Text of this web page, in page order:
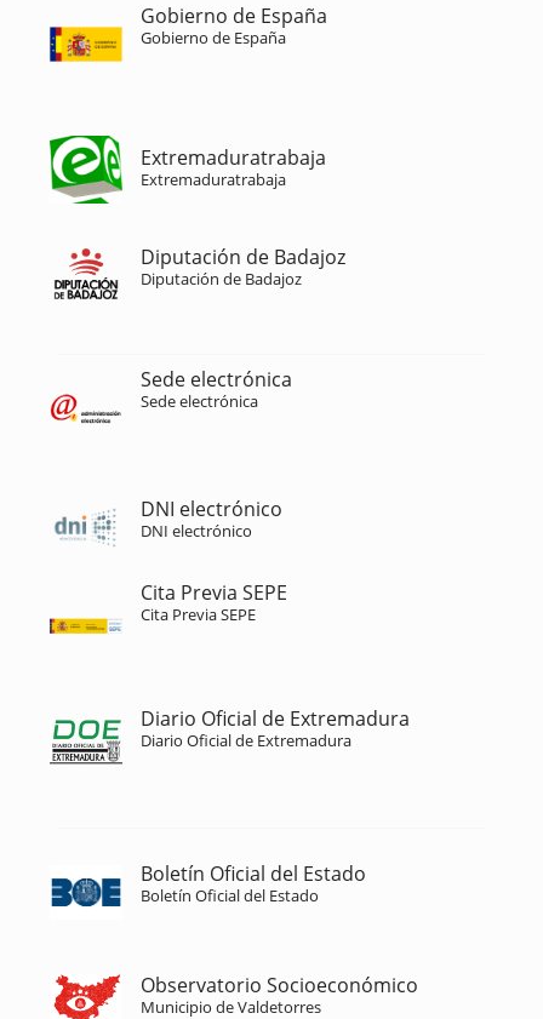
Gobierno de España
Gobierno de España
Extremaduratrabaja
Extremaduratrabaja
Diputación de Badajoz
Diputación de Badajoz
Sede electrónica
Sede electrónica
DNI electrónico
DNI electrónico
Cita Previa SEPE
Cita Previa SEPE
Diario Oficial de Extremadura
Diario Oficial de Extremadura
Boletín Oficial del Estado
Boletín Oficial del Estado
Observatorio Socioeconómico
Municipio de Valdetorres